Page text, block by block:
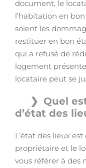
document, le
l’habitation en
soient les
restituer en bon
qui a refusé de
logement
locataire peut se
Quel
d’état des
L’état des lieux
propriétaire et le
vous référer à des